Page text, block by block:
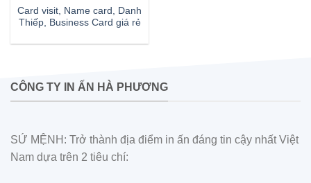
Card visit, Name card, Danh
Thiếp, Business Card giá rẻ
CÔNG TY IN ẤN HÀ PHƯƠNG
SỨ MỆNH: Trở thành địa điểm in ấn đáng tin cậy nhất Việt
Nam dựa trên 2 tiêu chí: